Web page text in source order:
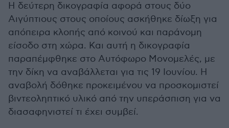
Η δεύτερη δικογραφία αφορά στους δύο
Αιγύπτιους στους οποίους ασκήθηκε δίωξη για
απόπειρα κλοπής από κοινού και παράνομη
είσοδο στη χώρα. Και αυτή η δικογραφία
παραπέμφθηκε στο Αυτόφωρο Μονομελές, με
την δίκη να αναβάλλεται για τις 19 Ιουνίου. Η
αναβολή δόθηκε προκειμένου να προσκομιστεί
βιντεοληπτικό υλικό από την υπεράσπιση για να
διασαφηνιστεί τι έχει συμβεί.